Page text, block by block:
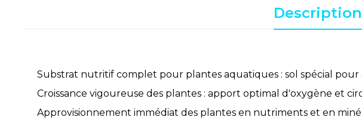
Description
Substrat nutritif complet pour plantes aquatiques : sol spécial pour
Croissance vigoureuse des plantes : apport optimal d'oxygène et
Approvisionnement immédiat des plantes en nutriments et en